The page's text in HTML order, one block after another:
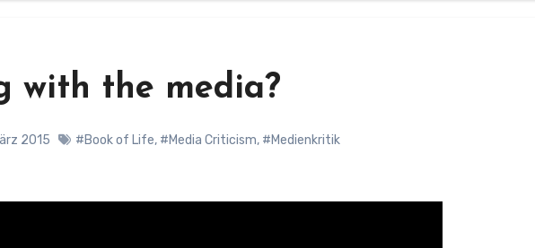
with the media?
2015 #Book of Life, #Media Criticism, #Medienkritik